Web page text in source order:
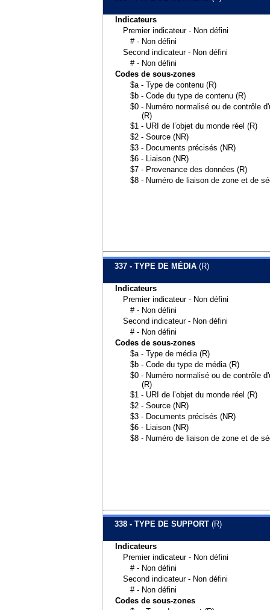
Indicateurs
Premier indicateur - Non défini
# - Non défini
Second indicateur - Non défini
# - Non défini
Codes de sous-zones
$a - Type de contenu (R)
$b - Code du type de contenu (R)
$0 - Numéro normalisé ou de contrôle
(R)
$1 - URI de l’objet du monde réel (R)
$2 - Source (NR)
$3 - Documents précisés (NR)
$6 - Liaison (NR)
$7 - Provenance des données (R)
$8 - Numéro de liaison de zone et de
337 - TYPE DE MÉDIA (R)
Indicateurs
Premier indicateur - Non défini
# - Non défini
Second indicateur - Non défini
# - Non défini
Codes de sous-zones
$a - Type de média (R)
$b - Code du type de média (R)
$0 - Numéro normalisé ou de contrôle
(R)
$1 - URI de l’objet du monde réel (R)
$2 - Source (NR)
$3 - Documents précisés (NR)
$6 - Liaison (NR)
$8 - Numéro de liaison de zone et de
338 - TYPE DE SUPPORT (R)
Indicateurs
Premier indicateur - Non défini
# - Non défini
Second indicateur - Non défini
# - Non défini
Codes de sous-zones